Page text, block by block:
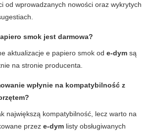
od wprowadzanych nowości oraz wykrytych
smok jest darmowa?
aktualizacje e papiero smok od e-dym są
na stronie producenta.
wpłynie na kompatybilność z
największą kompatybilność, lecz warto na
przez e-dym listy obsługiwanych